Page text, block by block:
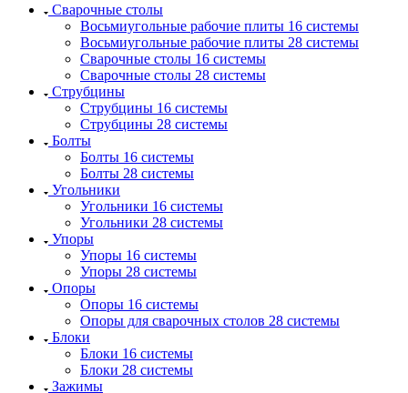
Сварочные столы
Восьмиугольные рабочие плиты 16 системы
Восьмиугольные рабочие плиты 28 системы
Сварочные столы 16 системы
Сварочные столы 28 системы
Струбцины
Струбцины 16 системы
Струбцины 28 системы
Болты
Болты 16 системы
Болты 28 системы
Угольники
Угольники 16 системы
Угольники 28 системы
Упоры
Упоры 16 системы
Упоры 28 системы
Опоры
Опоры 16 системы
Опоры для сварочных столов 28 системы
Блоки
Блоки 16 системы
Блоки 28 системы
Зажимы